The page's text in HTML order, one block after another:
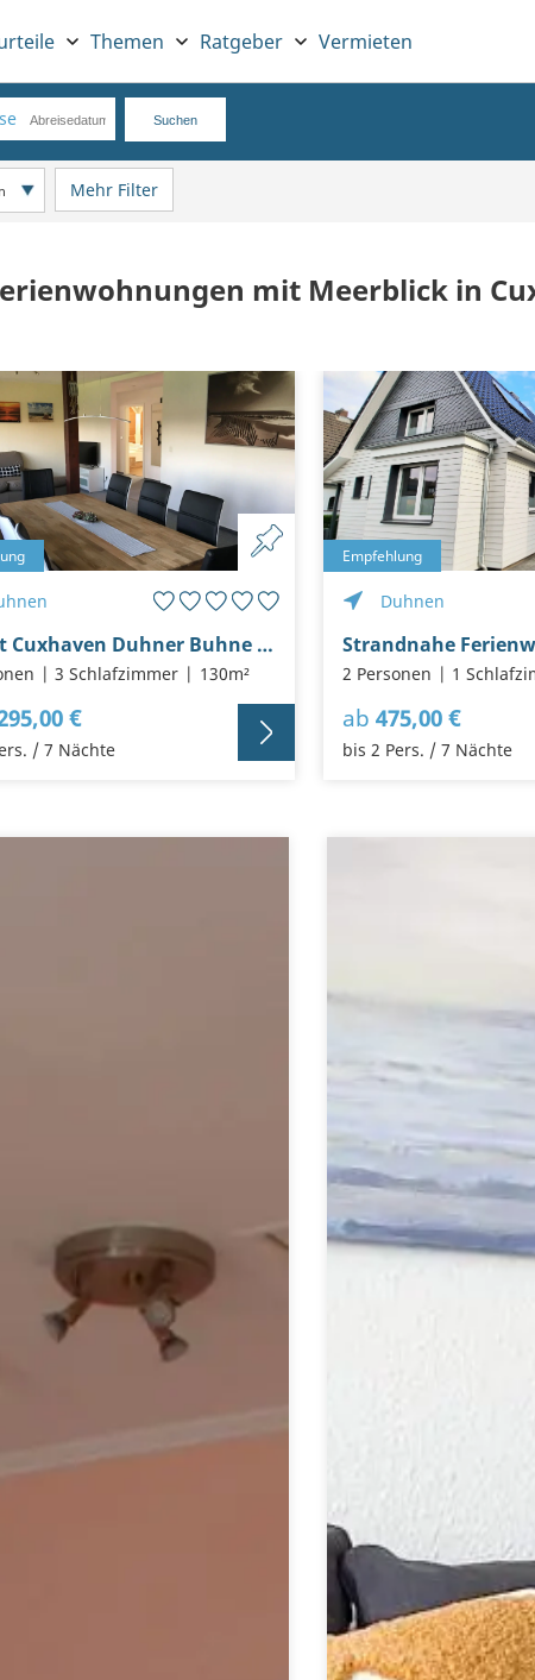
Themen Ratgeber Vermieten
Mehr Filter
mit Meerblick in
Chalet Cuxhaven Duhner Buhne 10, für 8 Personen, strandnah, WLAN
3 Schlafzimmer 130m²
€
/ 7 Nächte
Duhnen
Empfehlung
2 Personen 1
ab 475,00 €
bis 2 Pers. / 7 Nächte